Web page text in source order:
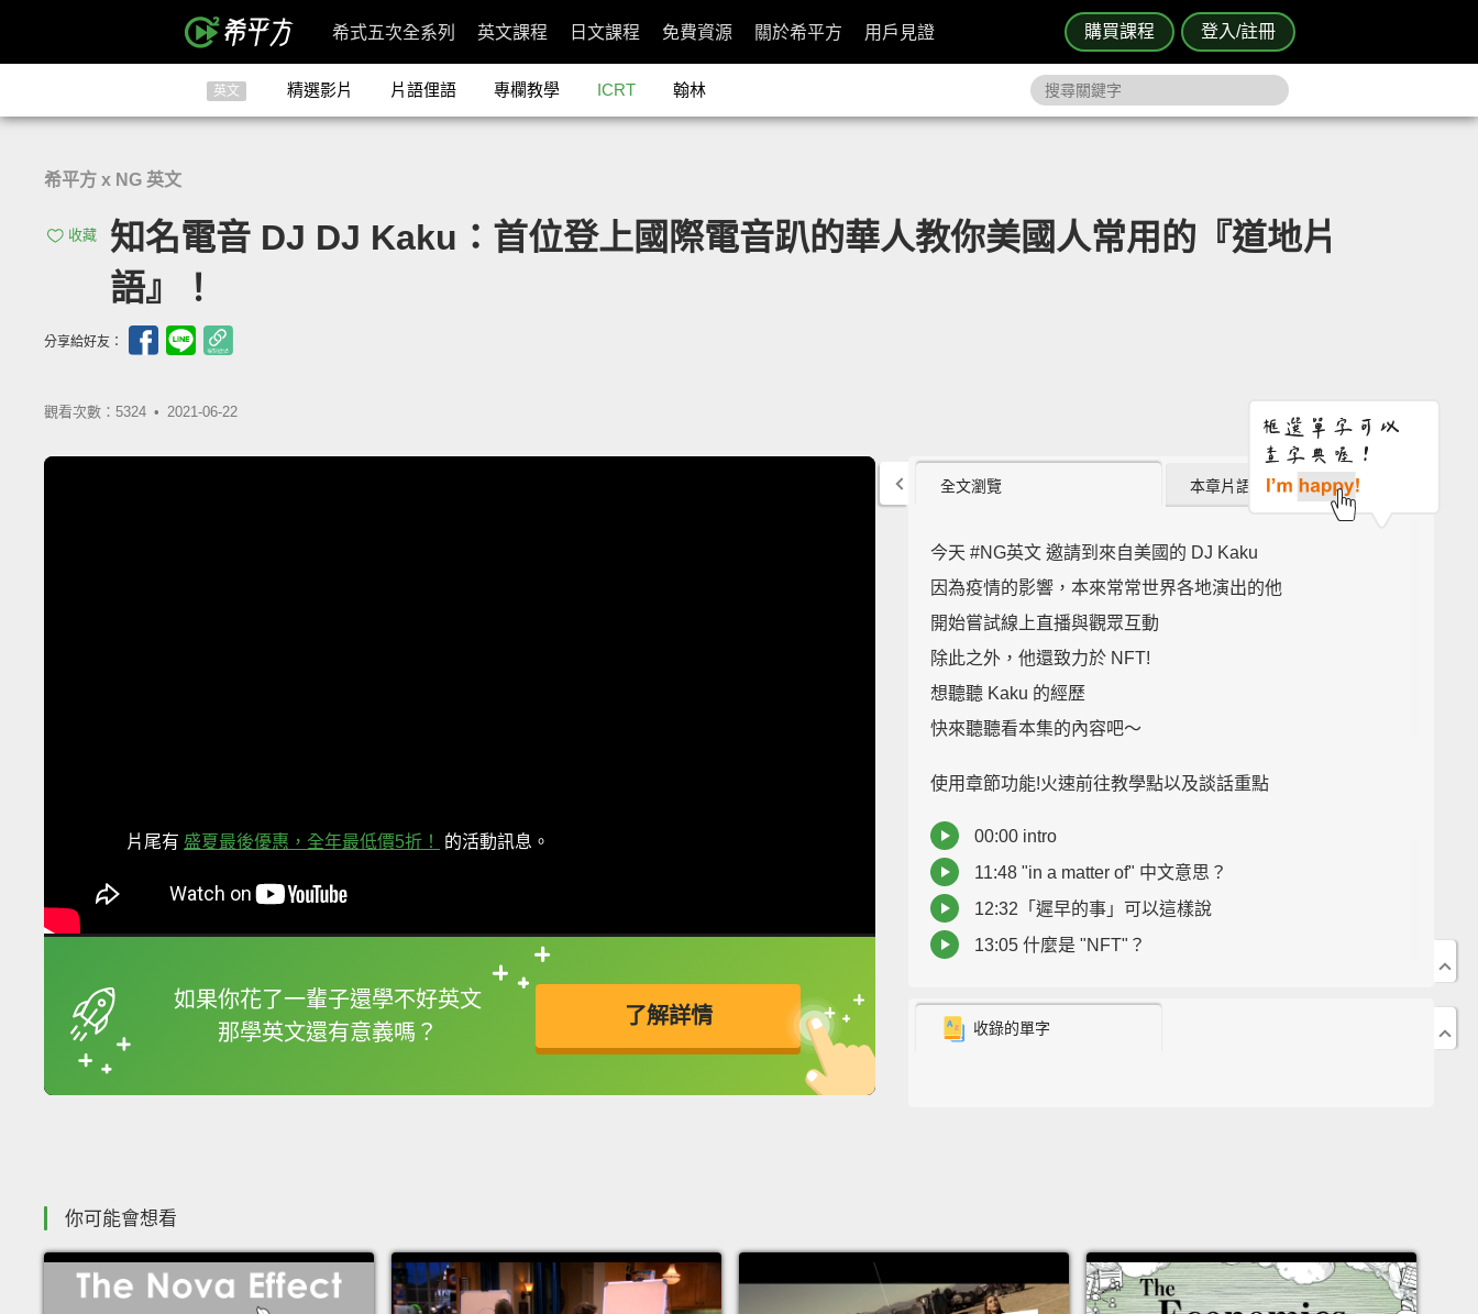
購買課程 登入/註冊
希式五次全系列 英文課程 日文課程 免費資源 關於希平方 用戶見證
英文 精選影片 片語俚語 專欄教學 ICRT 翰林
希平方 x NG 英文
收藏
知名電音 DJ DJ Kaku：首位登上國際電音趴的華人教你美國人常用的『道地片
語』！
分享給好友：
觀看次數：5324 • 2021-06-22
片尾有 盛夏最後優惠，全年最低價5折！ 的活動訊息。
如果你花了一輩子還學不好英文
那學英文還有意義嗎？
了解詳情
框選或點兩下字幕可以直接查字典喔！
全文瀏覽 本章片語 (0)
今天 #NG英文 邀請到來自美國的 DJ Kaku
因為疫情的影響，本來常常世界各地演出的他
開始嘗試線上直播與觀眾互動
除此之外，他還致力於 NFT!
想聽聽 Kaku 的經歷
快來聽聽看本集的內容吧～
使用章節功能!火速前往教學點以及談話重點
00:00 intro
11:48 "in a matter of" 中文意思？
12:32「遲早的事」可以這樣說
13:05 什麼是 "NFT"？
15:38「支付生活開銷」英文怎麼說？
主持人：John Drummond 陽昊恩
來賓：DJ Kaku
收錄的單字
你可能會想看